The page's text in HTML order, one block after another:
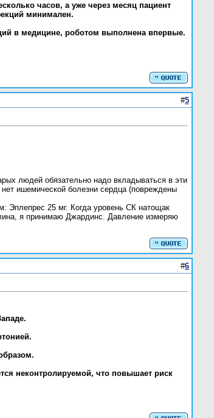
часов, а уже через месяц пациент
минимален.
в медицине, роботом выполнена впервые.
#5
людей обязательно надо вкладываться в эти
ишемической болезни сердца (повреждены
Эплепрес 25 мг. Когда уровень СК натощак
я принимаю Джардинс. Давление измеряю
#6
неконтролируемой, что повышает риск